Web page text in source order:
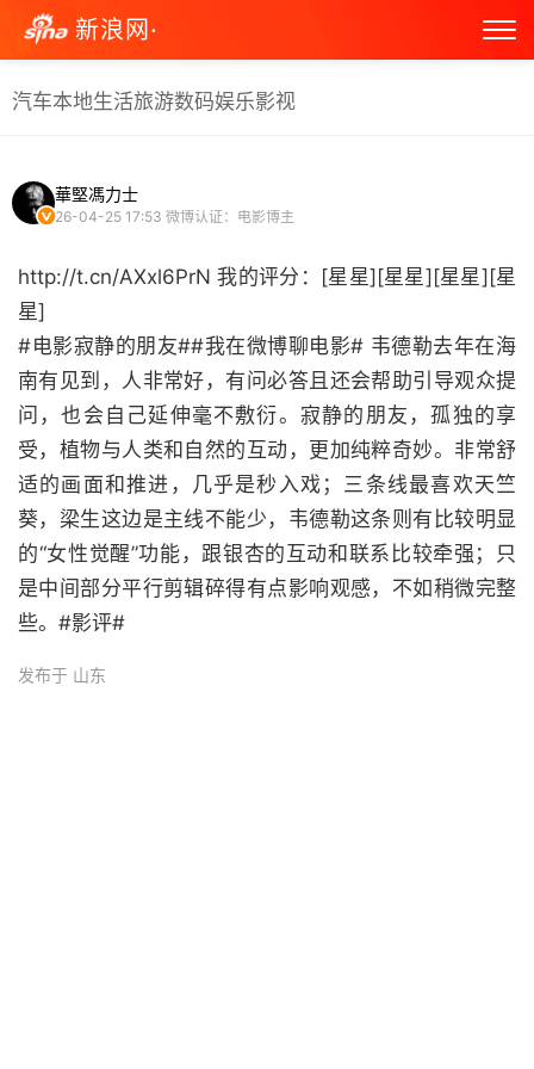
新浪网·
汽车本地生活旅游数码娱乐影视
華堅馮力士
26-04-25 17:53 微博认证：电影博主
http://t.cn/AXxl6PrN 我的评分：[星星][星星][星星][星
星]
#电影寂静的朋友##我在微博聊电影# 韦德勒去年在海
南有见到，人非常好，有问必答且还会帮助引导观众提
问，也会自己延伸毫不敷衍。寂静的朋友，孤独的享
受，植物与人类和自然的互动，更加纯粹奇妙。非常舒
适的画面和推进，几乎是秒入戏；三条线最喜欢天竺
葵，梁生这边是主线不能少，韦德勒这条则有比较明显
的“女性觉醒”功能，跟银杏的互动和联系比较牵强；只
是中间部分平行剪辑碎得有点影响观感，不如稍微完整
些。#影评#
发布于 山东